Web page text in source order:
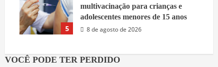
5
multivacinação para crianças e
adolescentes menores de 15 anos
8 de agosto de 2026
VOCÊ PODE TER PERDIDO